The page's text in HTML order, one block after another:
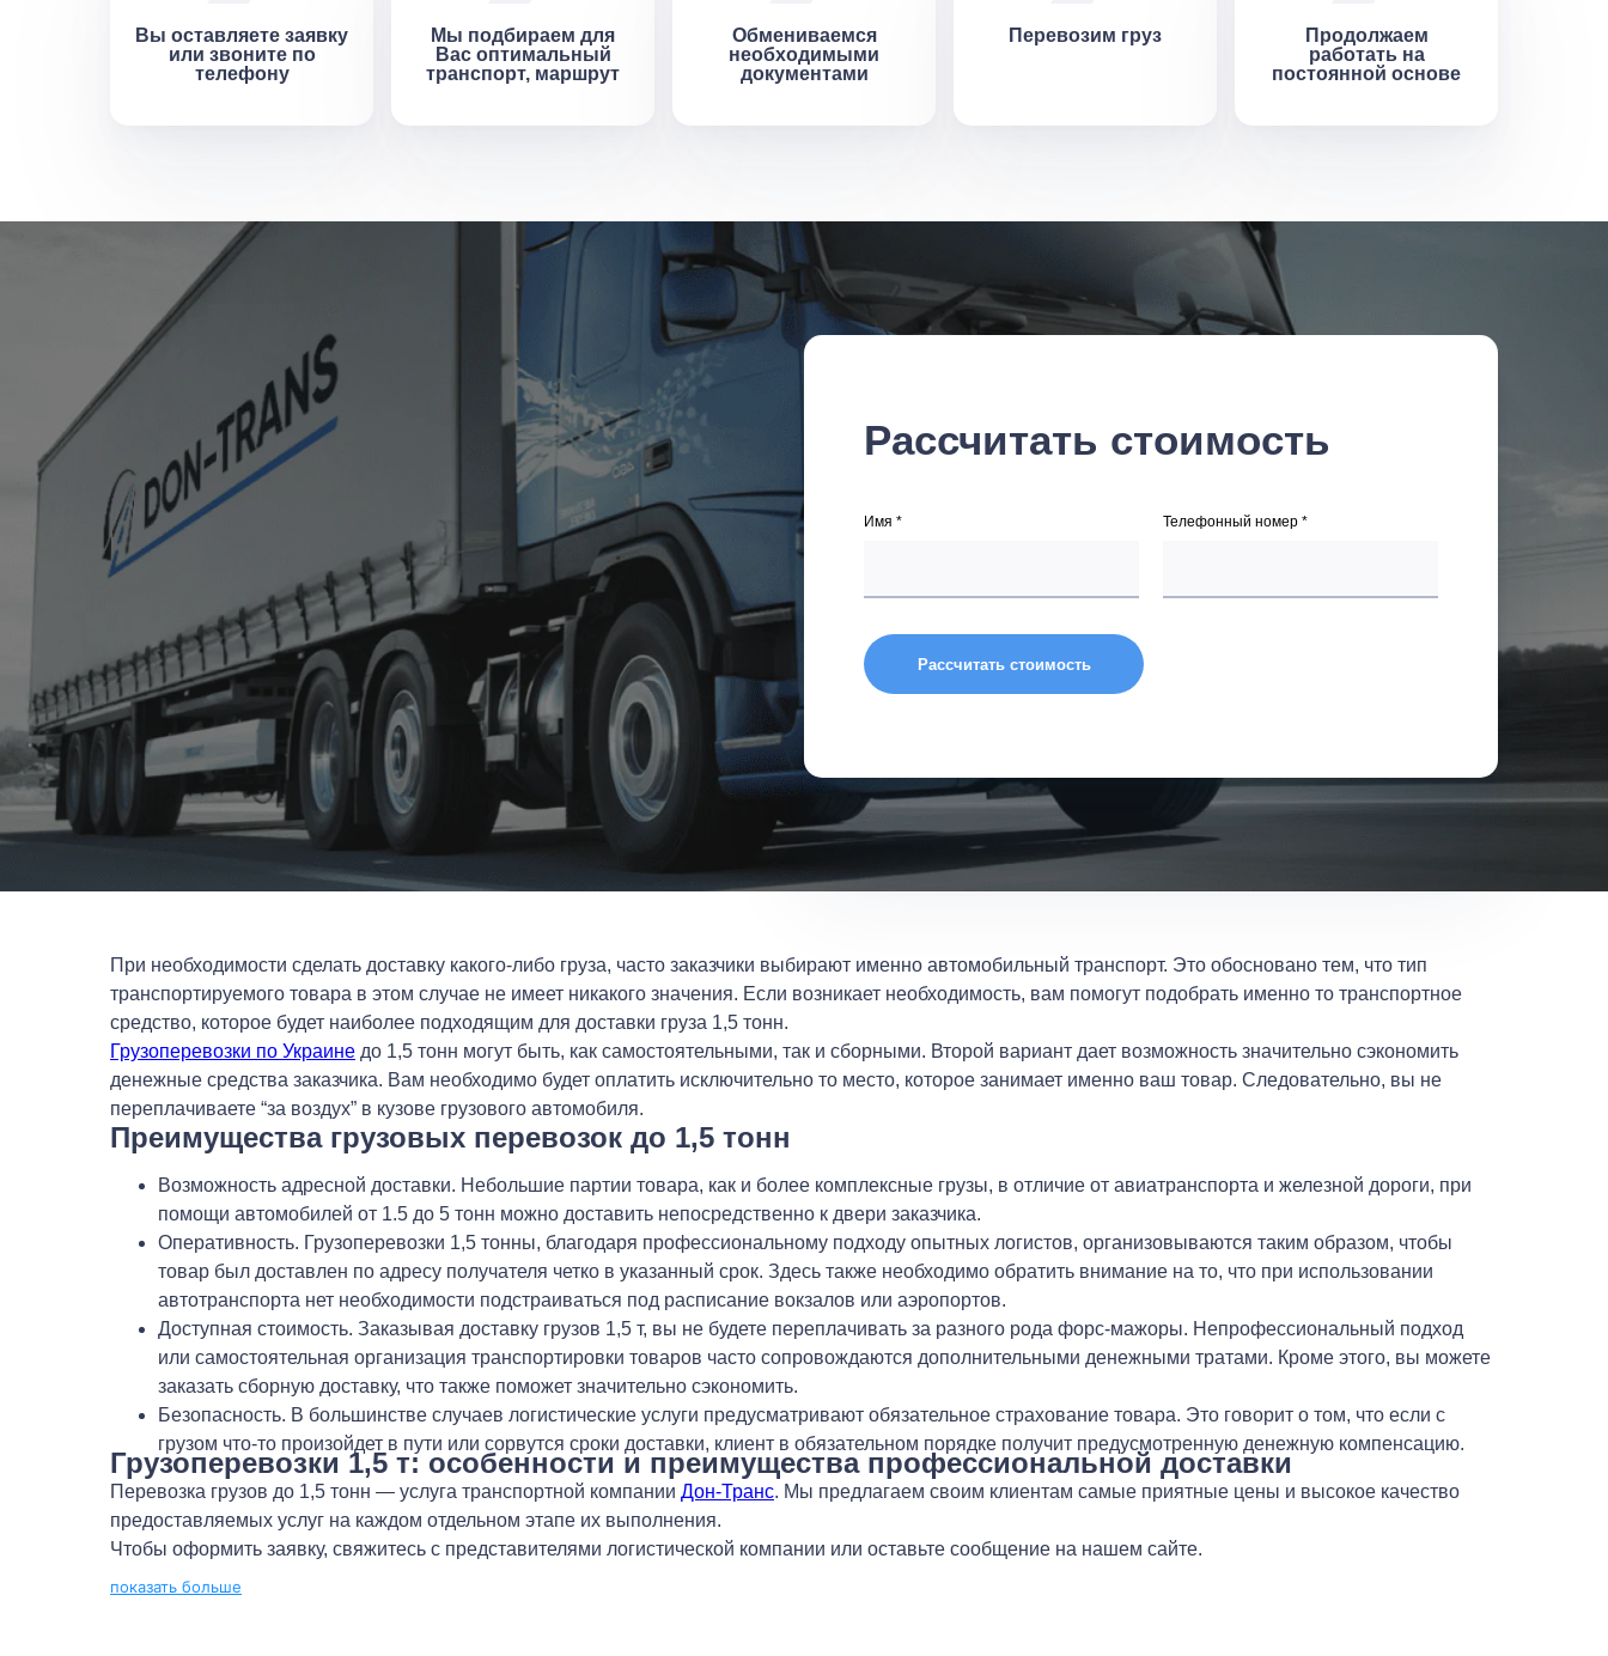
Вы оставляете заявку
или звоните по
телефону
Мы подбираем для
Вас оптимальный
транспорт, маршрут
Обмениваемся
необходимыми
документами
Перевозим груз
Продолжаем
работать на
постоянной основе
Рассчитать стоимость
Имя * Телефонный номер *
Рассчитать стоимость
При необходимости сделать доставку какого-либо груза, часто заказчики выбирают именно автомобильный транспорт. Это обосновано тем, что тип
транспортируемого товара в этом случае не имеет никакого значения. Если возникает необходимость, вам помогут подобрать именно то транспортное
средство, которое будет наиболее подходящим для доставки груза 1,5 тонн.
Грузоперевозки по Украине до 1,5 тонн могут быть, как самостоятельными, так и сборными. Второй вариант дает возможность значительно сэкономить
денежные средства заказчика. Вам необходимо будет оплатить исключительно то место, которое занимает именно ваш товар. Следовательно, вы не
переплачиваете “за воздух” в кузове грузового автомобиля.
Преимущества грузовых перевозок до 1,5 тонн
Возможность адресной доставки. Небольшие партии товара, как и более комплексные грузы, в отличие от авиатранспорта и железной дороги, при
помощи автомобилей от 1.5 до 5 тонн можно доставить непосредственно к двери заказчика.
Оперативность. Грузоперевозки 1,5 тонны, благодаря профессиональному подходу опытных логистов, организовываются таким образом, чтобы
товар был доставлен по адресу получателя четко в указанный срок. Здесь также необходимо обратить внимание на то, что при использовании
автотранспорта нет необходимости подстраиваться под расписание вокзалов или аэропортов.
Доступная стоимость. Заказывая доставку грузов 1,5 т, вы не будете переплачивать за разного рода форс-мажоры. Непрофессиональный подход
или самостоятельная организация транспортировки товаров часто сопровождаются дополнительными денежными тратами. Кроме этого, вы можете
заказать сборную доставку, что также поможет значительно сэкономить.
Безопасность. В большинстве случаев логистические услуги предусматривают обязательное страхование товара. Это говорит о том, что если с
грузом что-то произойдет в пути или сорвутся сроки доставки, клиент в обязательном порядке получит предусмотренную денежную компенсацию.
Грузоперевозки 1,5 т: особенности и преимущества профессиональной доставки
Перевозка грузов до 1,5 тонн — услуга транспортной компании Дон-Транс. Мы предлагаем своим клиентам самые приятные цены и высокое качество
предоставляемых услуг на каждом отдельном этапе их выполнения.
Чтобы оформить заявку, свяжитесь с представителями логистической компании или оставьте сообщение на нашем сайте.
показать больше